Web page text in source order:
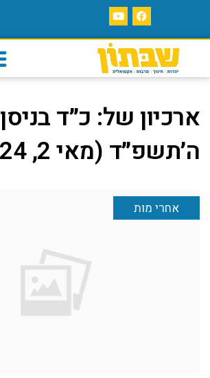
ארכיון של: כ״ד בניסן
ה׳תשפ״ד (מאי 2, 2024)
אחרי מות